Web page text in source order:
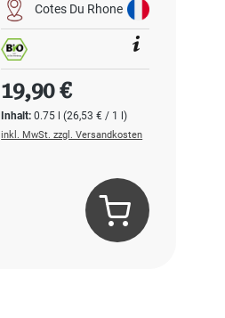
Cotes Du Rhone
Inhalt:0.75 l(26,53 € / 1 l)
Regulärer Preis:
19,90 €
inkl. MwSt. zzgl. Versandkosten